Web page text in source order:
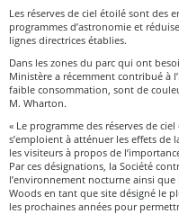
Les réserves de ciel étoilé sont des
programmes d’astronomie et
lignes directrices établies.
Dans les zones du parc qui ont
Ministère a récemment contribué à
faible consommation, sont de
M. Wharton.
« Le programme des réserves de
s’emploient à atténuer les effets
les visiteurs à propos de
Par ces désignations, la Société
l’environnement nocturne ainsi que
Woods en tant que site désigné le
les prochaines années pour